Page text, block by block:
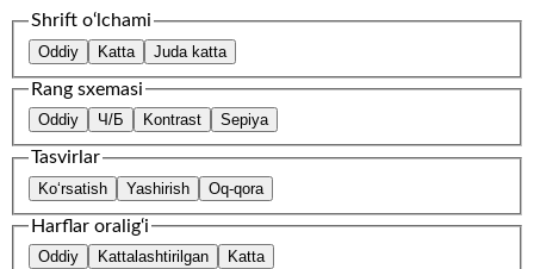
Shrift o‘lchami
Oddiy Katta Juda katta
Rang sxemasi
Oddiy Ч/Б Kontrast Sepiya
Tasvirlar
Ko‘rsatish Yashirish Oq-qora
Harflar oralig‘i
Oddiy Kattalashtirilgan Katta